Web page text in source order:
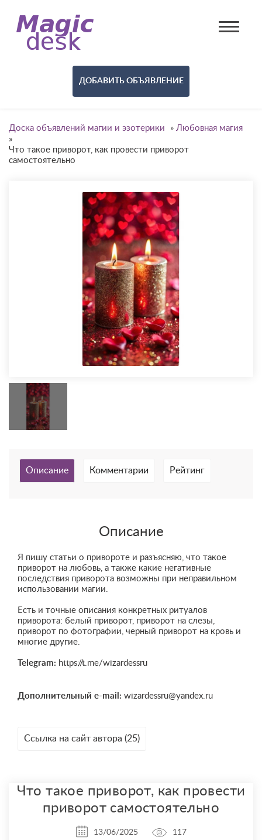
ДОБАВИТЬ ОБЪЯВЛЕНИЕ
Доска объявлений магии и эзотерики » Любовная магия
»
Что такое приворот, как провести приворот
самостоятельно
Описание Комментарии Рейтинг
Описание
Я пишу статьи о привороте и разъясняю, что такое
приворот на любовь, а также какие негативные
последствия приворота возможны при неправильном
использовании магии.
Есть и точные описания конкретных ритуалов
приворота: белый приворот, приворот на слезы,
приворот по фотографии, черный приворот на кровь и
многие другие.
Telegram: https://t.me/wizardessru
Дополнительный e-mail: wizardessru@yandex.ru
Ссылка на сайт автора (25)
Что такое приворот, как провести
приворот самостоятельно
13/06/2025 117